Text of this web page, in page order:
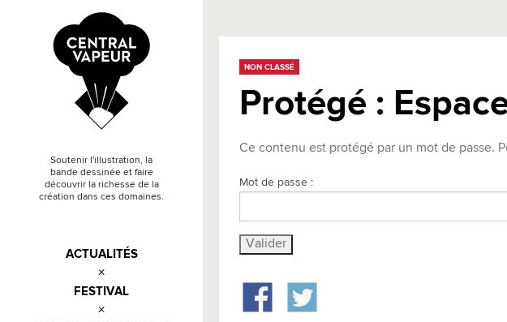
Soutenir l'illustration, la
bande dessinée et faire
découvrir la richesse de la
création dans ces domaines.
ACTUALITÉS
FESTIVAL
NON CLASSÉ
Protégé :
Ce contenu est protégé par un mot de passe.
Mot de passe :